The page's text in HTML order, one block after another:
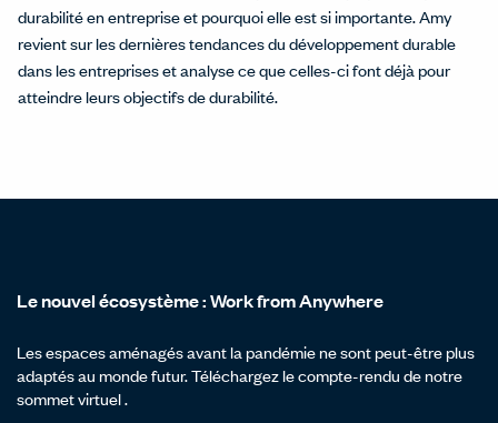
durabilité en entreprise et pourquoi elle est si importante. Amy
revient sur les dernières tendances du développement durable
dans les entreprises et analyse ce que celles-ci font déjà pour
atteindre leurs objectifs de durabilité.
Le nouvel écosystème : Work from Anywhere
Les espaces aménagés avant la pandémie ne sont peut-être plus
adaptés au monde futur. Téléchargez le compte-rendu de notre
sommet virtuel .